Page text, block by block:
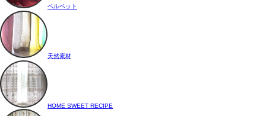
ベルベット
天然素材
HOME SWEET RECIPE